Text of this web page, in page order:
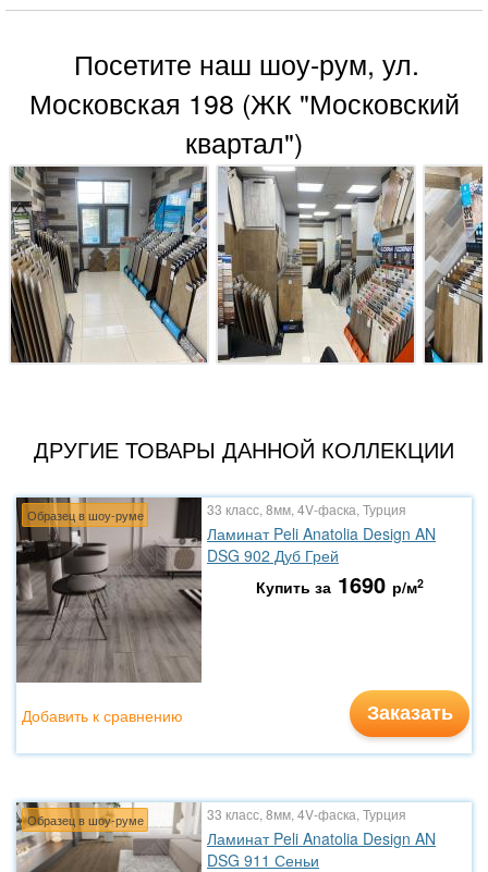
Посетите наш шоу-рум, ул.
Московская 198 (ЖК "Московский
квартал")
ДРУГИЕ ТОВАРЫ ДАННОЙ КОЛЛЕКЦИИ
Образец в шоу-руме 33 класс, 8мм, 4V-фаска, Турция
Ламинат Peli Anatolia Design AN
DSG 902 Дуб Грей
Купить за 1690 р/м2
Заказать
Добавить к сравнению
Образец в шоу-руме 33 класс, 8мм, 4V-фаска, Турция
Ламинат Peli Anatolia Design AN
DSG 911 Сеньи